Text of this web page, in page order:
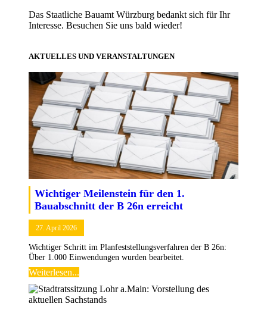
Das Staatliche Bauamt Würzburg bedankt sich für Ihr
Interesse. Besuchen Sie uns bald wieder!
AKTUELLES UND VERANSTALTUNGEN
Wichtiger Meilenstein für den 1.
Bauabschnitt der B 26n erreicht
27. April 2026
Wichtiger Schritt im Planfeststellungsverfahren der B 26n:
Über 1.000 Einwendungen wurden bearbeitet.
Weiterlesen...